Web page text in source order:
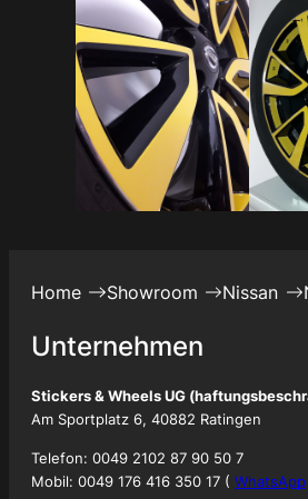
Home Showroom Nissan
Unternehmen
Stickers & Wheels UG
Am Sportplatz 6, 40882 Ratingen
Telefon: 0049 2102 87 90 50 7
Mobil: 0049 176 416 350 17 ( WhatsApp